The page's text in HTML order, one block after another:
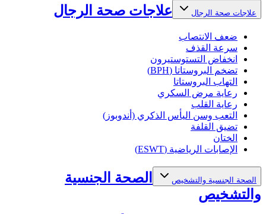
علاجات صحة الرجال علاجات صحة الرجال
ضعف الانتصاب
سرعة القذف
انخفاض التستوستيرون
تضخم البروستاتا (BPH)
التهاب البروستاتا
رعاية مرض السكري
رعاية القلب
التعب وسن اليأس الذكري (أندوبوز)
تضيق القلفة
الختان
الإصابات الرياضية (ESWT)
الصحة الجنسية والتشخيص
الصحة الجنسية
والتشخيص